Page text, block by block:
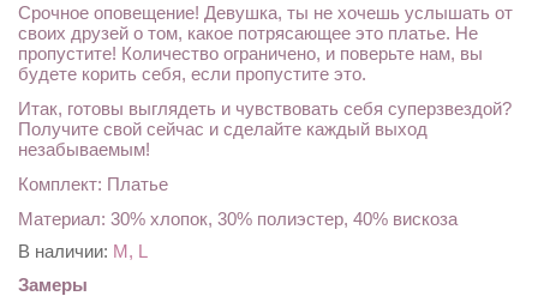
Срочное оповещение! Девушка, ты не хочешь услышать от
своих друзей о том, какое потрясающее это платье. Не
пропустите! Количество ограничено, и поверьте нам, вы
будете корить себя, если пропустите это.
Итак, готовы выглядеть и чувствовать себя суперзвездой?
Получите свой сейчас и сделайте каждый выход
незабываемым!
Комплект: Платье
Материал: 30% хлопок, 30% полиэстер, 40% вискоза
В наличии: M, L
Замеры